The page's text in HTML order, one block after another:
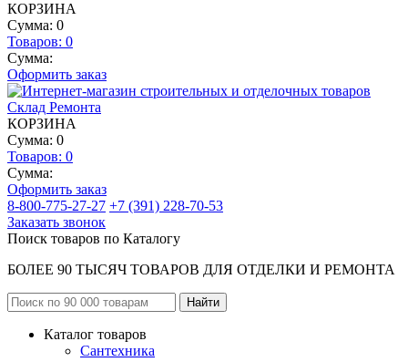
КОРЗИНА
Сумма: 0
Товаров: 0
Сумма:
Оформить заказ
КОРЗИНА
Сумма: 0
Товаров: 0
Сумма:
Оформить заказ
8-800-775-27-27 +7 (391) 228-70-53
Заказать звонок
Поиск товаров по Каталогу
БОЛЕЕ 90 ТЫСЯЧ ТОВАРОВ ДЛЯ ОТДЕЛКИ И РЕМОНТА
Каталог товаров
Сантехника